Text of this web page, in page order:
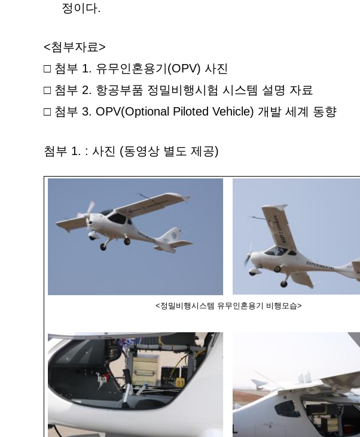
정이다.
<첨부자료>
□ 첨부 1. 유무인혼용기(OPV) 사진
□ 첨부 2. 항공부품 정밀비행시험 시스템 설명 자료
□ 첨부 3. OPV(Optional Piloted Vehicle) 개발 세계 동향
첨부 1. : 사진 (동영상 별도 제공)
<정밀비행시스템 유무인혼용기 비행모습>